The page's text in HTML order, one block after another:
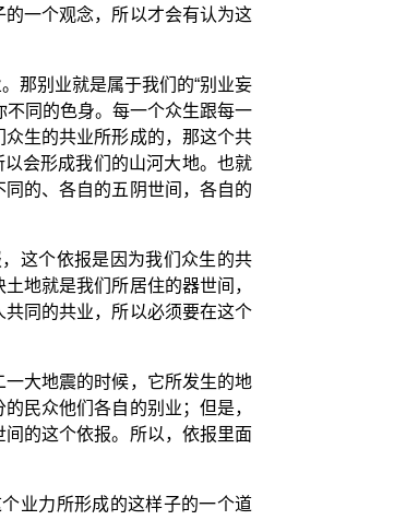
一个观念，所以才会有认为这
那别业就是属于我们的“别业妄
不同的色身。每一个众生跟每一
生的共业所形成的，那这个共
会形成我们的山河大地。也就
的、各自的五阴世间，各自的
这个依报是因为我们众生的共
地就是我们所居住的器世间，
同的共业，所以必须要在这个
大地震的时候，它所发生的地
民众他们各自的别业；但是，
的这个依报。所以，依报里面
业力所形成的这样子的一个道